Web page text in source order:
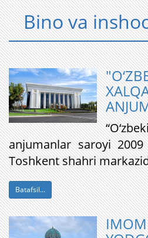
Bino va
anjumanlar saroyi
Toshkent shahri
Batafsil...